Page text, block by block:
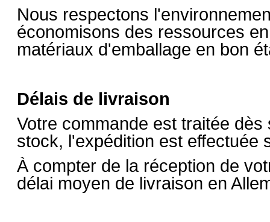
Nous respectons
économisons des ressources
matériaux d'emballage en bon
Délais de livraison
Votre commande est traitée
stock, l'expédition est
À compter de la réception de
délai moyen de livraison en